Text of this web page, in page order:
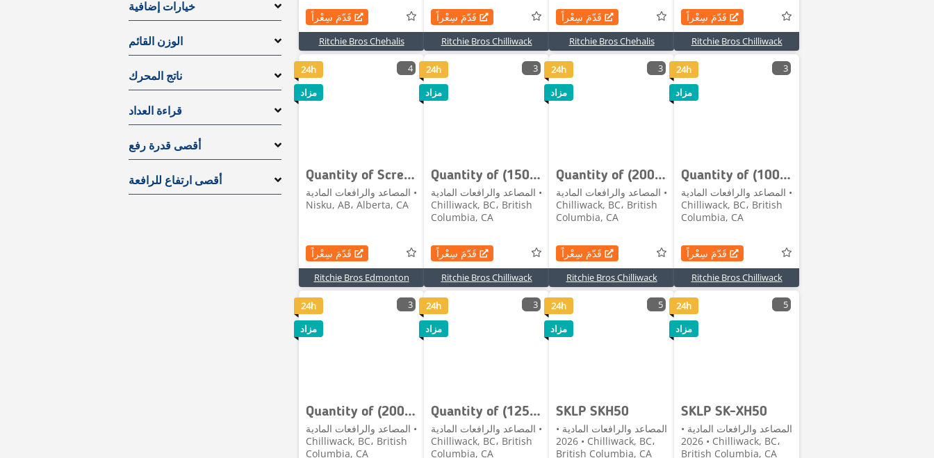
خيارات إضافية
الوزن القائم
ناتج المحرك
قراءة العداد
أقصى قدرة رفع
أقصى ارتفاع للرافعة
قَدّمَ سِعْراً
Ritchie Bros Chehalis
قَدّمَ سِعْراً
Ritchie Bros Chilliwack
قَدّمَ سِعْراً
Ritchie Bros Chehalis
قَدّمَ سِعْراً
Ritchie Bros Chilliwack
4
Quantity of Screw Pilings
المصاعد والرافعات المادية •
Nisku, AB، Alberta, CA
قَدّمَ سِعْراً
Ritchie Bros Edmonton
24h
مزاد
3
Quantity of (150) Sheets Grey Steel Siding Roofing
المصاعد والرافعات المادية •
Chilliwack, BC، British
Columbia, CA
قَدّمَ سِعْراً
Ritchie Bros Chilliwack
24h
مزاد
3
Quantity of (200) Sheets White Steel Siding Roofin
المصاعد والرافعات المادية •
Chilliwack, BC، British
Columbia, CA
قَدّمَ سِعْراً
Ritchie Bros Chilliwack
24h
مزاد
3
Quantity of (100) Sheets Grey Steel Siding Roofing
المصاعد والرافعات المادية •
Chilliwack, BC، British
Columbia, CA
قَدّمَ سِعْراً
Ritchie Bros Chilliwack
24h
مزاد
3
Quantity of (200) Sheets Black Steel Siding Roofin
المصاعد والرافعات المادية •
Chilliwack, BC، British
Columbia, CA
24h
مزاد
3
Quantity of (125) Sheets Black Steel Siding Roofin
المصاعد والرافعات المادية •
Chilliwack, BC، British
Columbia, CA
24h
مزاد
5
SKLP SKH50
المصاعد والرافعات المادية •
2026 • Chilliwack, BC،
British Columbia, CA
24h
مزاد
5
SKLP SK-XH50
المصاعد والرافعات المادية •
2026 • Chilliwack, BC،
British Columbia, CA
24h
مزاد